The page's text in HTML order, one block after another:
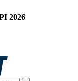
2026